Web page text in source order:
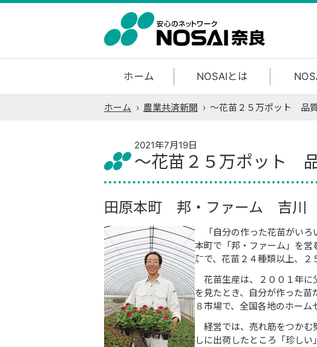
ホーム NOSAIとは
ホーム › 農業共済新聞 › ～花苗２５万ポット 品
2021年7月19日
～花苗２５万ポット
田原本町 邦・ファーム 吉
「自分の作った花苗がいろ
本町で「邦・ファーム」を営
㌃で、花苗２４種類以上、２
花苗生産は、２００１年に
を見たとき、自分が作った
８市場で、全国各地のホーム
経営では、売れ筋をつかむ
しに出荷したところ「珍し